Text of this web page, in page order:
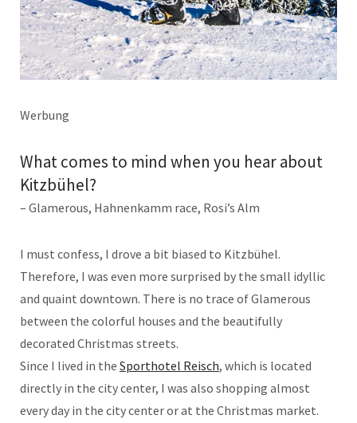
Werbung
What comes to mind when you hear about
Kitzbühel?
– Glamerous, Hahnenkamm race, Rosi’s Alm
I must confess, I drove a bit biased to Kitzbühel.
Therefore, I was even more surprised by the small idyllic
and quaint downtown. There is no trace of Glamerous
between the colorful houses and the beautifully
decorated Christmas streets.
Since I lived in the Sporthotel Reisch, which is located
directly in the city center, I was also shopping almost
every day in the city center or at the Christmas market.